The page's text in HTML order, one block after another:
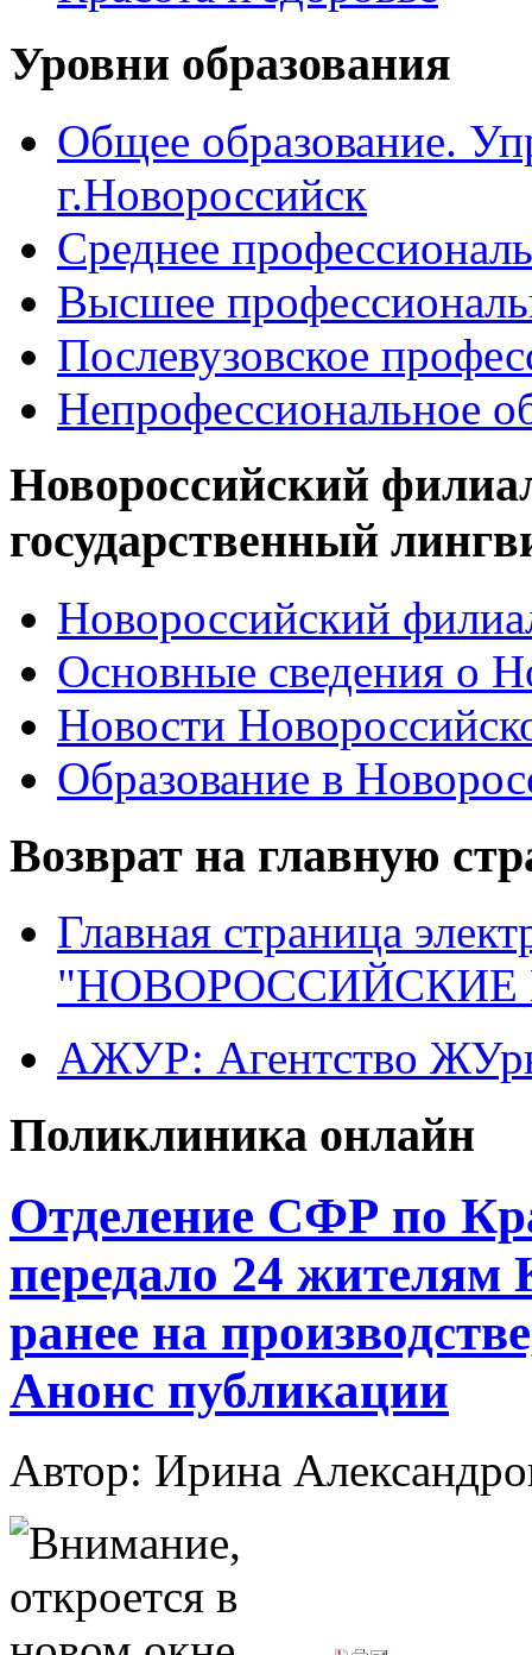
Уровни образования
Общее образование.
г.Новороссийск
Среднее
Высшее
Послевузовское
Непрофессиональное
Новороссийский
государственный
Новороссийский
Основные сведения о
Новости
Образование в
Возврат на главную
Главная страница
"НОВОРОССИЙСКИЕ
АЖУР: Агентство
Поликлиника онлайн
Отделение СФР по
передало 24
ранее на
Анонс публикации
Автор: Ирина